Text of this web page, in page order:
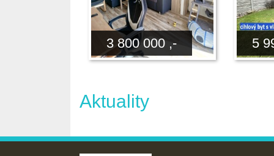
3 800 000 ,- 5
Aktuality